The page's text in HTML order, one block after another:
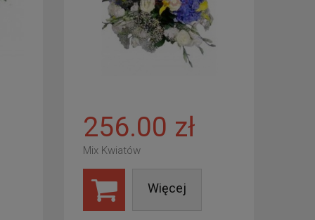
256.00 zł
Mix Kwiatów
Więcej